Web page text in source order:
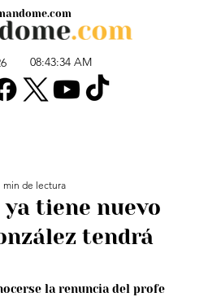
08:43:34 AM
tiene nuevo
tendrá
min de lectura
la renuncia del profe